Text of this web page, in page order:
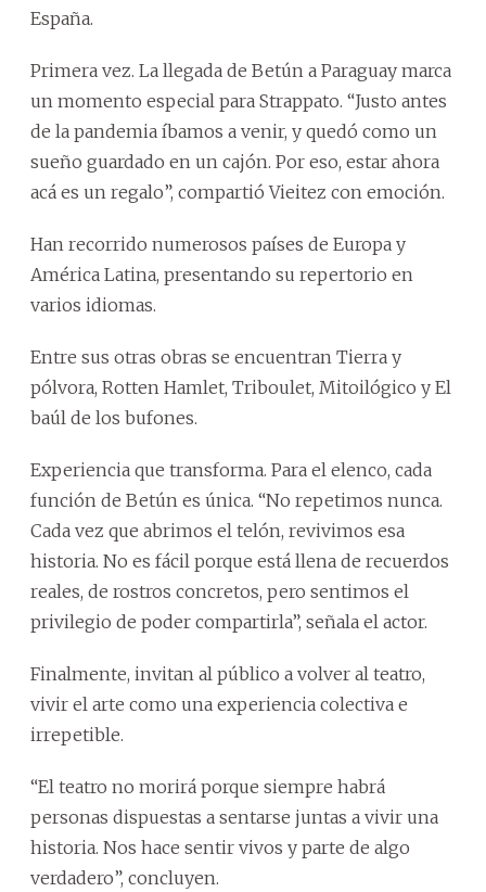
España.
Primera vez. La llegada de Betún a Paraguay marca
un momento especial para Strappato. “Justo antes
de la pandemia íbamos a venir, y quedó como un
sueño guardado en un cajón. Por eso, estar ahora
acá es un regalo”, compartió Vieitez con emoción.
Han recorrido numerosos países de Europa y
América Latina, presentando su repertorio en
varios idiomas.
Entre sus otras obras se encuentran Tierra y
pólvora, Rotten Hamlet, Triboulet, Mitoilógico y El
baúl de los bufones.
Experiencia que transforma. Para el elenco, cada
función de Betún es única. “No repetimos nunca.
Cada vez que abrimos el telón, revivimos esa
historia. No es fácil porque está llena de recuerdos
reales, de rostros concretos, pero sentimos el
privilegio de poder compartirla”, señala el actor.
Finalmente, invitan al público a volver al teatro,
vivir el arte como una experiencia colectiva e
irrepetible.
“El teatro no morirá porque siempre habrá
personas dispuestas a sentarse juntas a vivir una
historia. Nos hace sentir vivos y parte de algo
verdadero”, concluyen.